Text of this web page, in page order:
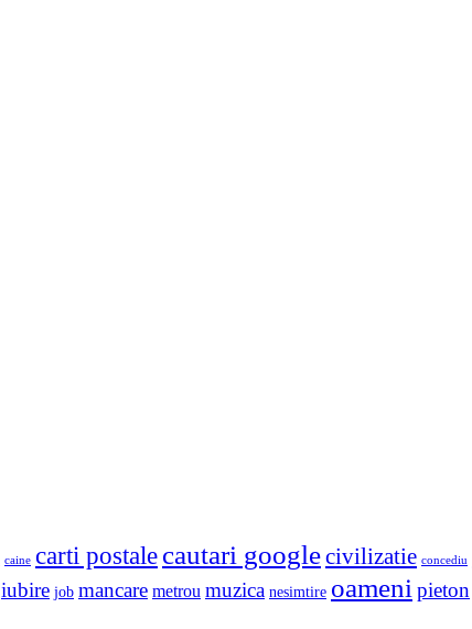
caine carti postale cautari googlecivilizatie concediu
iubire job mancare metrou muzica nesimtire oameni pieton